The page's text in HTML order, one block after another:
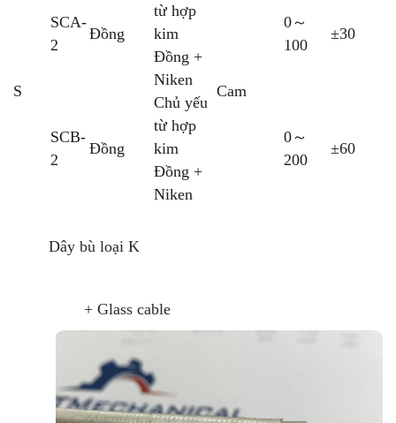
S
SCA-
2
Đồng
từ hợp
kim
Đồng +
Niken
Cam
0～
100
±30
SCB-
2
Đồng
Chủ yếu
từ hợp
kim
Đồng +
Niken
0～
200
±60
Dây bù loại K
+ Glass cable